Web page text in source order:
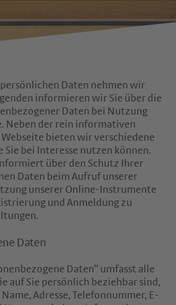
Daten nehmen wir
informieren wir Sie über die
Daten bei Nutzung
Neben der rein informativen
bieten wir verschiedene
Sie bei Interesse nutzen können.
über den Schutz Ihrer
Daten beim Aufruf unserer
unserer Online-Instrumente
und Anmeldung zu
Daten
Daten“ umfasst alle
auf Sie persönlich beziehbar sind,
Adresse, Telefonnummer, E-